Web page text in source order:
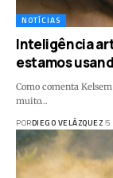
NOTÍCIAS
Inteligência
estamos
Como comenta
muito…
PORDIEGO VELÁZQUEZ 5